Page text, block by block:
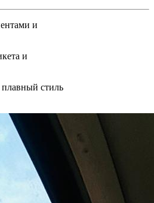
и
и
стиль